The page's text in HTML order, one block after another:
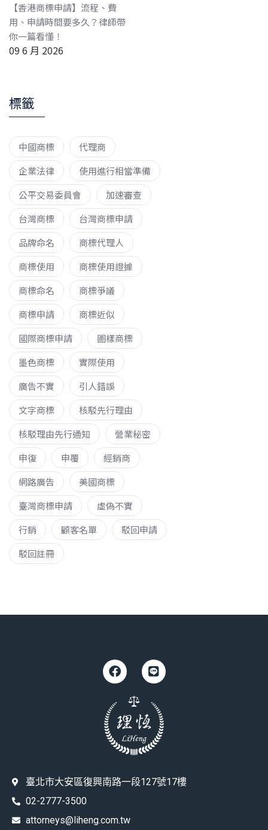
【香港商標申請】流程、費
用、申請時間要多久？律師帶
你一篇看懂！
09 6 月 2026
標籤
中國商標
代理商
企業法律
使用進行相當準備
公平交易委員會
加速審查
台灣商標
台灣商標申請
品牌命名
商標代理人
商標使用
商標使用證據
商標命名
商標爭議
商標申請
商標近似
國際商標申請
圖樣商標
墨色商標
實際使用
廣告不實
引人錯誤
文字商標
核駁先行理由
核駁理由先行通知
營業秘密
申復
申覆
經銷商
網路廣告
美國商標
臺灣商標申請
虛偽不實
行銷
顧客名單
駁回申請
駁回註冊
臺北市大安區復興南路一段127號17樓
02-2777-3500
attorneys@liheng.com.tw